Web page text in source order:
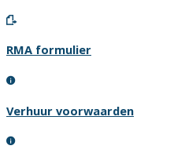
RMA formulier
Verhuur voorwaarden